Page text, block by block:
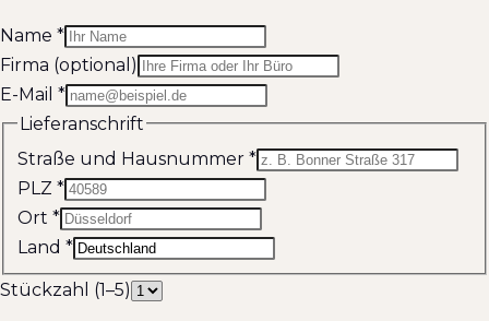
Name *
Firma (optional)
E-Mail *
Lieferanschrift
Straße und Hausnummer *
PLZ *
Ort *
Land *
Stückzahl (1–5)